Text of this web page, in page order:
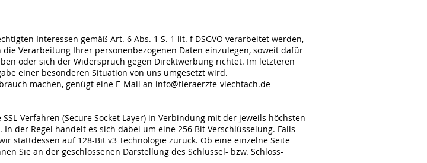
Interessen gemäß Art. 6 Abs. 1 S. 1 lit. f DSGVO verarbeitet werden,
die Verarbeitung Ihrer personenbezogenen Daten einzulegen, soweit dafür
oder sich der Widerspruch gegen Direktwerbung richtet. Im letzteren
einer besonderen Situation von uns umgesetzt wird.
machen, genügt eine E-Mail an info@tieraerzte-viechtach.de
Verfahren (Secure Socket Layer) in Verbindung mit der jeweils höchsten
der Regel handelt es sich dabei um eine 256 Bit Verschlüsselung. Falls
stattdessen auf 128-Bit v3 Technologie zurück. Ob eine einzelne Seite
Sie an der geschlossenen Darstellung des Schlüssel- bzw. Schloss-